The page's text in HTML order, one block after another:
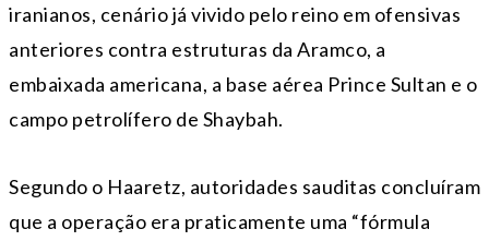
iranianos, cenário já vivido pelo reino em ofensivas
anteriores contra estruturas da Aramco, a
embaixada americana, a base aérea Prince Sultan e o
campo petrolífero de Shaybah.
Segundo o Haaretz, autoridades sauditas concluíram
que a operação era praticamente uma “fórmula